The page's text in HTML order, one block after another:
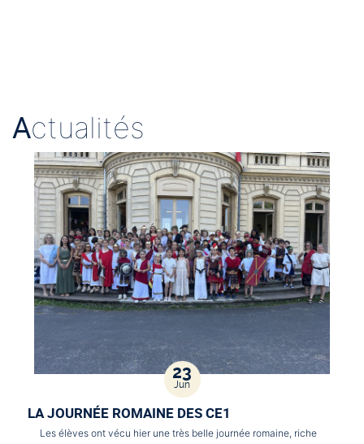
Actualités
23
Jun
LA JOURNÉE ROMAINE DES CE1
Les élèves ont vécu hier une très belle journée romaine, riche